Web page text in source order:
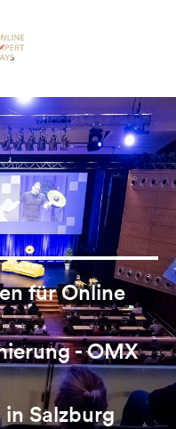
für Online
- OMX
in Salzburg